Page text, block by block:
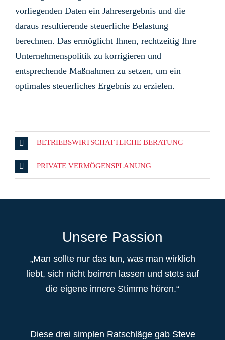
vorliegenden Daten ein Jahresergebnis und die
daraus resultierende steuerliche Belastung
berechnen. Das ermöglicht Ihnen, rechtzeitig Ihre
Unternehmenspolitik zu korrigieren und
entsprechende Maßnahmen zu setzen, um ein
optimales steuerliches Ergebnis zu erzielen.
BETRIEBSWIRTSCHAFTLICHE BERATUNG
PRIVATE VERMÖGENSPLANUNG
Unsere Passion
„Man sollte nur das tun, was man wirklich
liebt, sich nicht beirren lassen und stets auf
die eigene innere Stimme hören.“
Diese drei simplen Ratschläge gab Steve